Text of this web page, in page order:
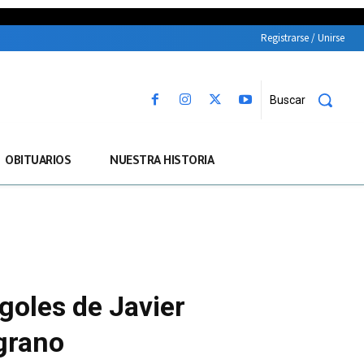
Registrarse / Unirse
Buscar
OBITUARIOS NUESTRA HISTORIA
de Javier